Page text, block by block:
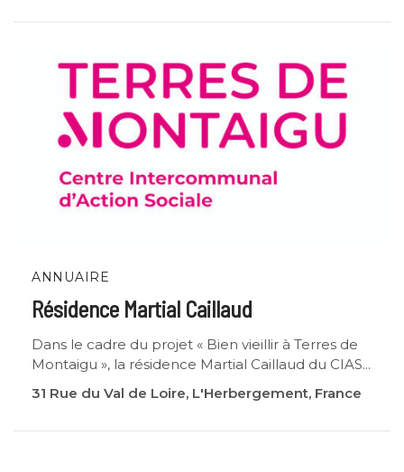
ANNUAIRE
Résidence Martial Caillaud
Dans le cadre du projet « Bien vieillir à Terres de
Montaigu », la résidence Martial Caillaud du CIAS...
31 Rue du Val de Loire, L'Herbergement, France